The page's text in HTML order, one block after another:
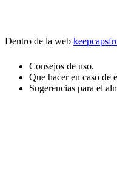
Dentro de la web
Consejos de uso.
Que hacer en caso de
Sugerencias para el